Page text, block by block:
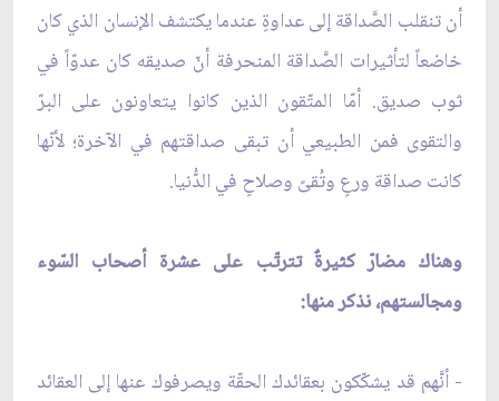
أن تنقلب الصَّداقة إلى عداوةٍ عندما يكتشف الإنسان الذي كان
خاضعاً لتأثيرات الصَّداقة المنحرفة أنّ صديقه كان عدوّاً في
ثوب صديق. أمّا المتّقون الذين كانوا يتعاونون على البرّ
والتقوى فمن الطبيعي أن تبقى صداقتهم في الآخرة؛ لأنّها
كانت صداقة ورعٍ وتُقىً وصلاحٍ في الدُّنيا.
وهناك مضارّ كثيرةٌ تترتّب على عشرة أصحاب السّوء
ومجالستهم، نذكر منها:
- أنَّهم قد يشكّكون بعقائدك الحقّة ويصرفوك عنها إلى العقائد